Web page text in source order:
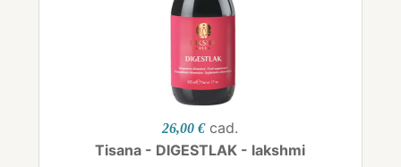
26,00 € cad.
Tisana - DIGESTLAK - lakshmi